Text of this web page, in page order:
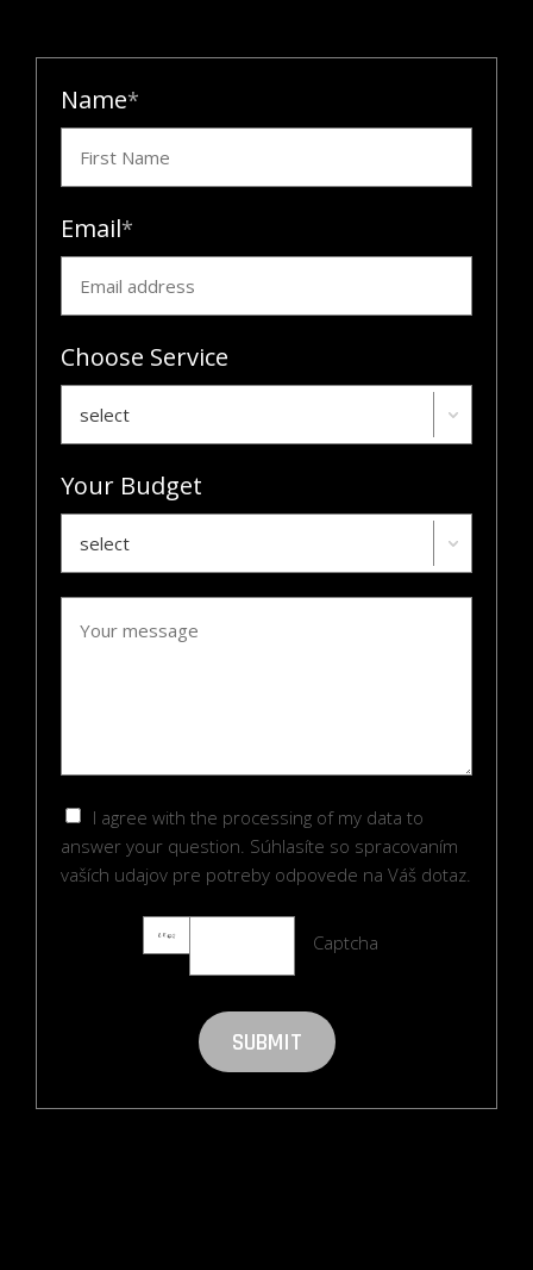
Name
Email
Choose Service
select
Your Budget
select
I agree with the processing of my data to
answer your question. Súhlasíte so spracovaním
vaších udajov pre potreby odpovede na Váš dotaz.
Captcha